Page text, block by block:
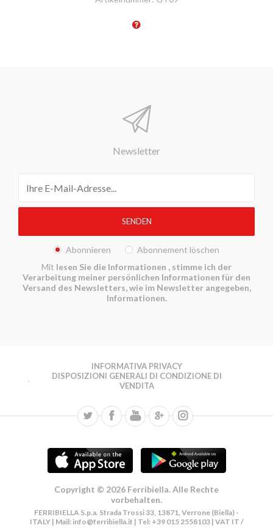
Newsletter
Abonnieren
Abonnement löschen
Mit lesen Sie die Informationen , stimme ich der
Verarbeitung meiner persönlichen Informationen für den
Versand des Newsletters, wie im Newsletter angegeben,
Informationen.
INFORMATIVA PRIVACY
DISPOSIZIONI GENERALI DI CONDIZIONE DI
VENDITA
Copyright © 2026 Ferribiella. Alle Rechte
vorbehalten.
FERRIBIELLA S.p.a. Strada Trossi 33, 13871, Verrone (Biella) -
ITALY | Mail: info@ferribiella.it | Tel: +39 015 2558103 | VAT IT /